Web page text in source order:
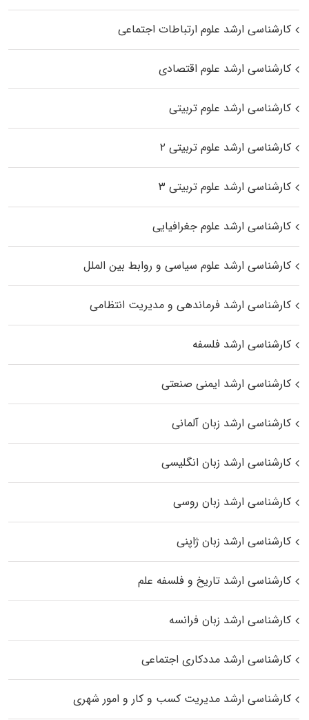
کارشناسی ارشد علوم ارتباطات اجتماعی
کارشناسی ارشد علوم اقتصادی
کارشناسی ارشد علوم تربیتی
کارشناسی ارشد علوم تربیتی ۲
کارشناسی ارشد علوم تربیتی ۳
کارشناسی ارشد علوم جغرافیایی
کارشناسی ارشد علوم سیاسی و روابط بین الملل
کارشناسی ارشد فرماندهی و مدیریت انتظامی
کارشناسی ارشد فلسفه
کارشناسی ارشد ایمنی صنعتی
کارشناسی ارشد زبان آلمانی
کارشناسی ارشد زبان انگلیسی
کارشناسی ارشد زبان روسی
کارشناسی ارشد زبان ژاپنی
کارشناسی ارشد تاریخ و فلسفه علم
کارشناسی ارشد زبان فرانسه
کارشناسی ارشد مددکاری اجتماعی
کارشناسی ارشد مدیریت کسب و کار و امور شهری